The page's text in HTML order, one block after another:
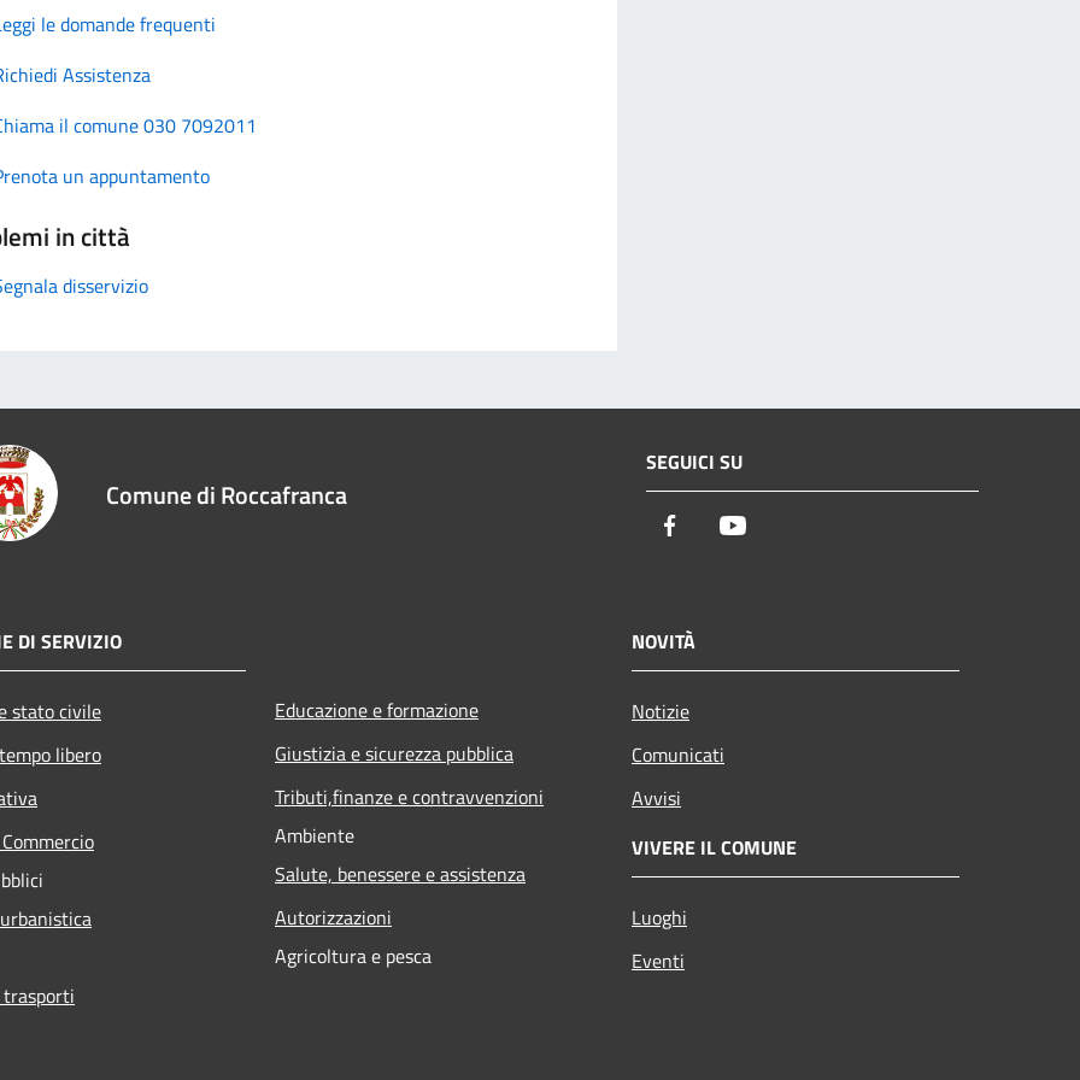
le domande frequenti
Assistenza
il comune 030 7092011
un appuntamento
in città
disservizio
Comune di Roccafranca
SEGUICI SU
Facebook
DI SERVIZIO
stato civile
libero
Educazione e formazione
Giustizia e sicurezza pubblica
Tributi,finanze e contravvenzioni
Ambiente
Salute, benessere e assistenza
Autorizzazioni
Agricoltura e pesca
NOVITÀ
Notizie
Comunicati
Avvisi
VIVERE IL COMUNE
Luoghi
Eventi